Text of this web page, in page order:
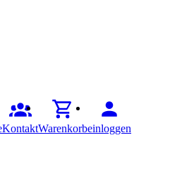
KontaktWarenkorbeinloggen